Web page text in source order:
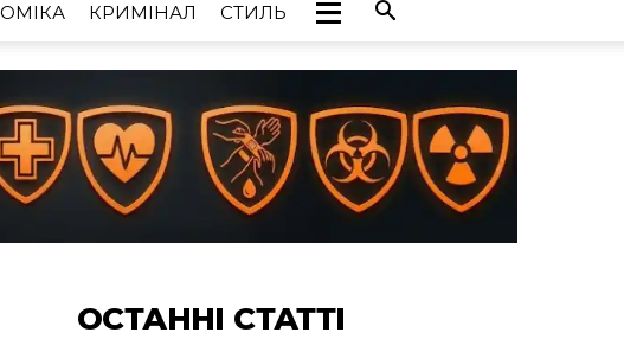
КРИМІНАЛ СТИЛЬ
ОСТАННІ СТАТТІ